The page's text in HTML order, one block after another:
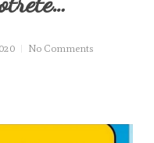
No Comments